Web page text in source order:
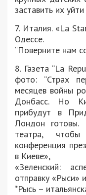
заставить их
7. Италия. «La
Одессе.
“Поверните нам
8. Газета “La
фото: “Страх
месяцев войны
Донбасс. Но
прибудут в
Лондон готовы.
театра,
конференция
в Киеве»,
«Зеленский:
отправку «Рыси»
*Рысь –